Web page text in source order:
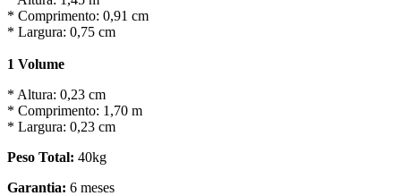
* Comprimento: 0,91 cm
* Largura: 0,75 cm
1 Volume
* Altura: 0,23 cm
* Comprimento: 1,70 m
* Largura: 0,23 cm
Peso Total: 40kg
Garantia: 6 meses